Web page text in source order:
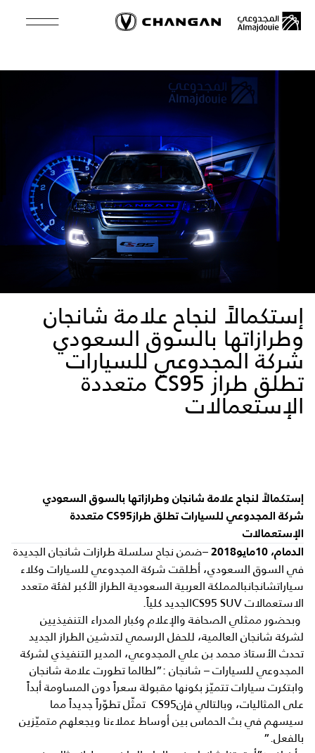
content
إستكمالاً لنجاح علامة شانجان
وطرازاتها بالسوق السعودي
شركة المجدوعي للسيارات
تطلق طراز CS95 متعددة
الإستعمالات
إستكمالاً لنجاح علامة شانجان وطرازاتها بالسوق السعودي
شركة المجدوعي للسيارات تطلق طرازCS95 متعددة
الإستعمالات
الدمام، 10 مايو2018
–ضمن نجاح سلسلة طرازات شانجان الجديدة
في السوق السعودي، أطلقت شركة المجدوعي للسيارات وكلاء
سياراتشانجانبالمملكة العربية السعودية الطراز الأكبر لفئة متعدد
الاستعمالات CS95 SUVالجديد كلياً.
وبحضور ممثلي الصحافة والإعلام وكبار المدراء التنفيذيين
لشركة شانجان العالمية، للحفل الرسمي لتدشين الطراز الجديد
تحدث الأستاذ محمد بن علي المجدوعي، المدير التنفيذي لشركة
المجدوعي للسيارات – شانجان :”لطالما تطورت علامة شانجان
وابتكرت سيارات تتميّز بكونها مقبولة سعراً دون المساومة أبداً
على المثاليات، وبالتالي فإنCS95 تمثّل تطوّراً جديداً مما
سيسهم في بث الحماس بين أوساط عملاءنا ويجعلهم متميّزين
بالفعل.”